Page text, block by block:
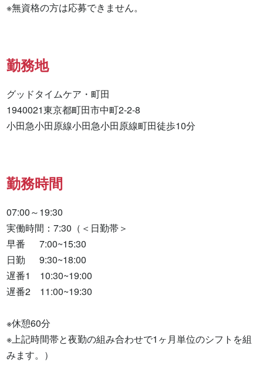
※無資格の方は応募できません。
勤務地
グッドタイムケア・町田
1940021東京都町田市中町2-2-8
小田急小田原線小田急小田原線町田徒歩10分
勤務時間
07:00～19:30
実働時間：7:30（＜日勤帯＞
早番　  7:00~15:30
日勤　  9:30~18:00
遅番1　10:30~19:00
遅番2　11:00~19:30
※休憩60分
※上記時間帯と夜勤の組み合わせで1ヶ月単位のシフトを組
みます。）